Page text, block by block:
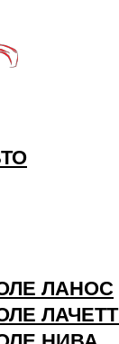
ЛАНОС